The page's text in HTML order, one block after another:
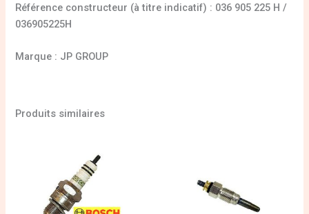
Référence constructeur (à titre indicatif) : 036 905 225 H /
036905225H
Marque : JP GROUP
Produits similaires